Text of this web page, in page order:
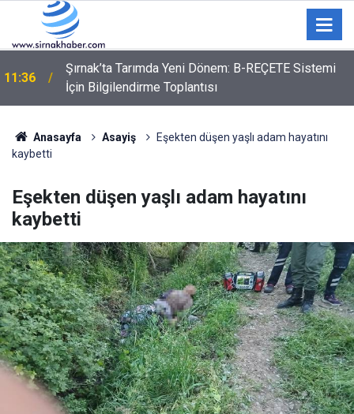
11:34 Şırnak’ta 82 Milyon TL’lik Kaçakçılık Operasyonu
Anasayfa Asayiş
Eşekten düşen yaşlı adam hayatını
kaybetti
Eşekten düşen yaşlı adam hayatını
kaybetti